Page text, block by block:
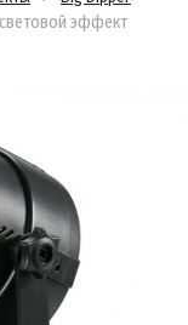
эффект